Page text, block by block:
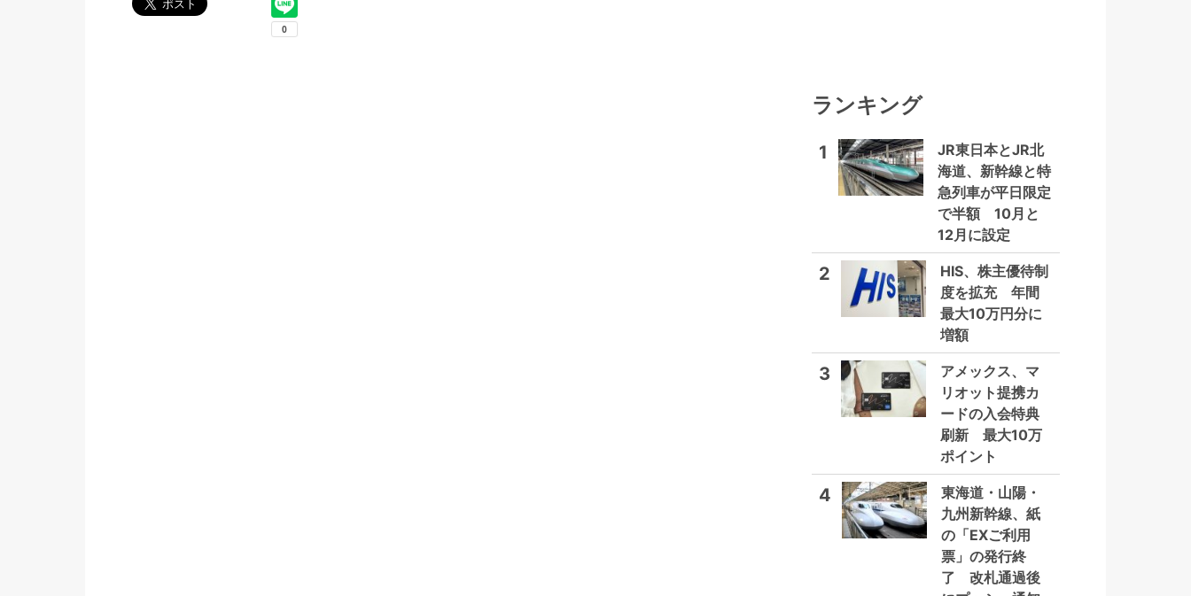
ランキング
1
JR東日本とJR北
海道、新幹線と特
急列車が平日限定
で半額 10月と
12月に設定
2
HIS、株主優待制
度を拡充 年間
最大10万円分に
増額
3
アメックス、マ
リオット提携カ
ードの入会特典
刷新 最大10万
ポイント
4
東海道・山陽・
九州新幹線、紙
の「EXご利用
票」の発行終
了 改札通過後